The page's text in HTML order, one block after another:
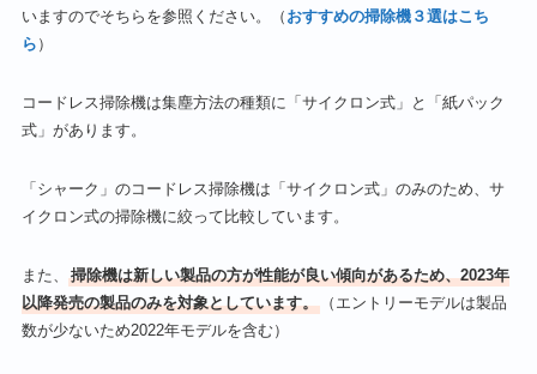
いますのでそちらを参照ください。（ おすすめの掃除機３選はこち
ら ）
コードレス掃除機は集塵方法の種類に「サイクロン式」と「紙パック
式」があります。
「シャーク」のコードレス掃除機は「サイクロン式」のみのため、サ
イクロン式の掃除機に絞って比較しています。
また、
掃除機は新しい製品の方が性能が良い傾向があるため、2023年
以降発売の製品のみを対象としています。（エントリーモデルは製品
数が少ないため2022年モデルを含む）